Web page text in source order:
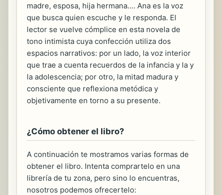
madre, esposa, hija hermana.... Ana es la voz
que busca quien escuche y le responda. El
lector se vuelve cómplice en esta novela de
tono intimista cuya confección utiliza dos
espacios narrativos: por un lado, la voz interior
que trae a cuenta recuerdos de la infancia y la y
la adolescencia; por otro, la mitad madura y
consciente que reflexiona metódica y
objetivamente en torno a su presente.
¿Cómo obtener el libro?
A continuación te mostramos varias formas de
obtener el libro. Intenta comprartelo en una
librería de tu zona, pero sino lo encuentras,
nosotros podemos ofrecertelo: